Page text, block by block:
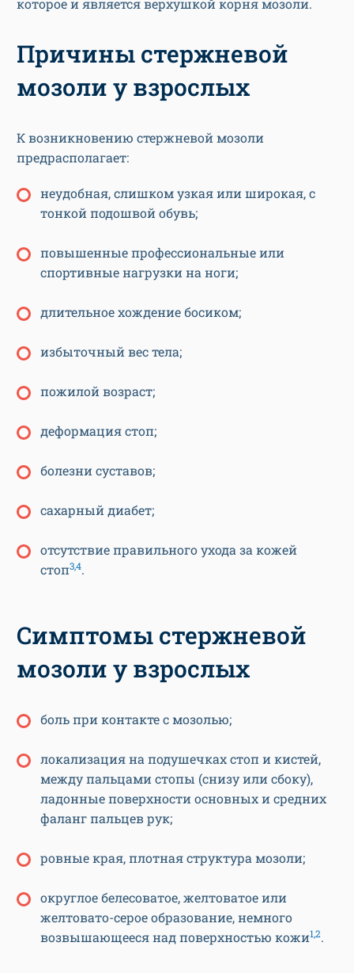
которое и является верхушкой корня мозоли.
Причины стержневой
мозоли у взрослых
К возникновению стержневой мозоли
предрасполагает:
неудобная, слишком узкая или широкая, с
тонкой подошвой обувь;
повышенные профессиональные или
спортивные нагрузки на ноги;
длительное хождение босиком;
избыточный вес тела;
пожилой возраст;
деформация стоп;
болезни суставов;
сахарный диабет;
отсутствие правильного ухода за кожей
стоп3,4.
Симптомы стержневой
мозоли у взрослых
боль при контакте с мозолью;
локализация на подушечках стоп и кистей,
между пальцами стопы (снизу или сбоку),
ладонные поверхности основных и средних
фаланг пальцев рук;
ровные края, плотная структура мозоли;
округлое белесоватое, желтоватое или
желтовато-серое образование, немного
возвышающееся над поверхностью кожи1,2.